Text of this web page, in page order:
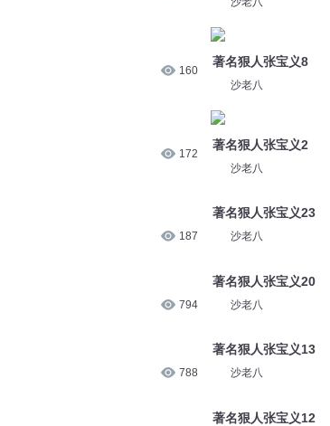
160
172
187
794
788
著名狠人张宝义8
沙老八
著名狠人张宝义2
沙老八
著名狠人张宝义23
沙老八
著名狠人张宝义20
沙老八
著名狠人张宝义13
沙老八
著名狠人张宝义12